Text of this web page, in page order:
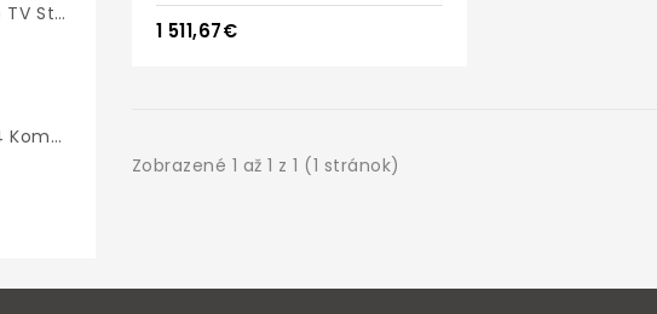
Freshion 05 TV Stolík
Freshion 04 Komoda
1 511,67€
Zobrazené 1 až 1 z 1 (1 stránok)